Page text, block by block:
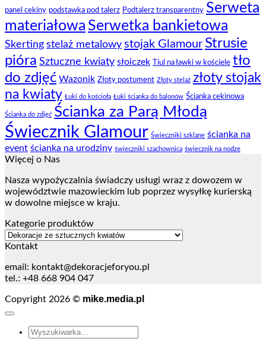
panel cekiny podstawka pod talerz Podtalerz transparentny Serweta
materiałowa Serwetka bankietowa
Skerting stelaż metalowy stojak Glamour Strusie
pióra Sztuczne kwiaty słoiczek Tiul na ławki w kościele tło
do zdjęć Wazonik Złoty postument Złoty stelaż złoty stojak
na kwiaty Łuki do kościoła Łuki ścianka do balonów Ścianka cekinowa
Ścianka do zdjęć Ścianka za Parą Młodą
Świecznik Glamour Świeczniki szklane ścianka na
event ścianka na urodziny świeczniki szachownica świecznik na nodze
Więcej o Nas
Nasza wypożyczalnia świadczy usługi wraz z dowozem w
województwie mazowieckim lub poprzez wysyłkę kurierską
w dowolne miejsce w kraju.
Kategorie produktów
Kontakt
email: kontakt@dekoracjeforyou.pl
tel.: +48 668 904 047
Copyright 2026 © mike.media.pl
Szukaj: